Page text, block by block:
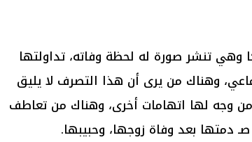
وهي تنشر صورة له لحظة وفاته، تداولتها
وهناك من يرى أن هذا التصرف لا يليق
وجه لها اتهامات أخرى، وهناك من تعاطف
دمتها بعد وفاة زوجها، وحبيبها.